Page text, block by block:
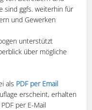
sind ggfs. weiterhin für
und Gewerken
unterstützt
über mögliche
als PDF per Email
erscheint, erhalten
per E-Mail